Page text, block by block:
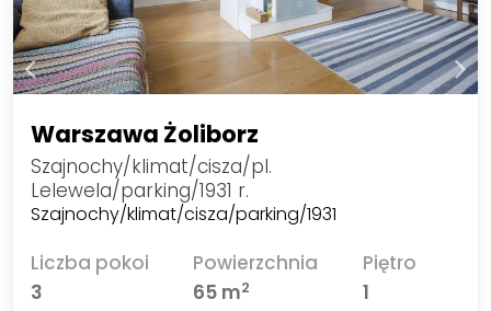
Warszawa Żoliborz
Szajnochy/klimat/cisza/pl.
Lelewela/parking/1931 r.
Szajnochy/klimat/cisza/parking/1931
Liczba pokoi
3
Powierzchnia
65 m2
Piętro
1